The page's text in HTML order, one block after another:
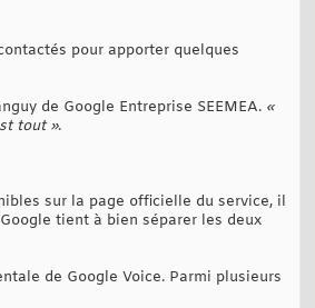
pour apporter quelques
de Google Entreprise SEEMEA. «
tout ».
sur la page officielle du service, il
tient à bien séparer les deux
de Google Voice. Parmi plusieurs